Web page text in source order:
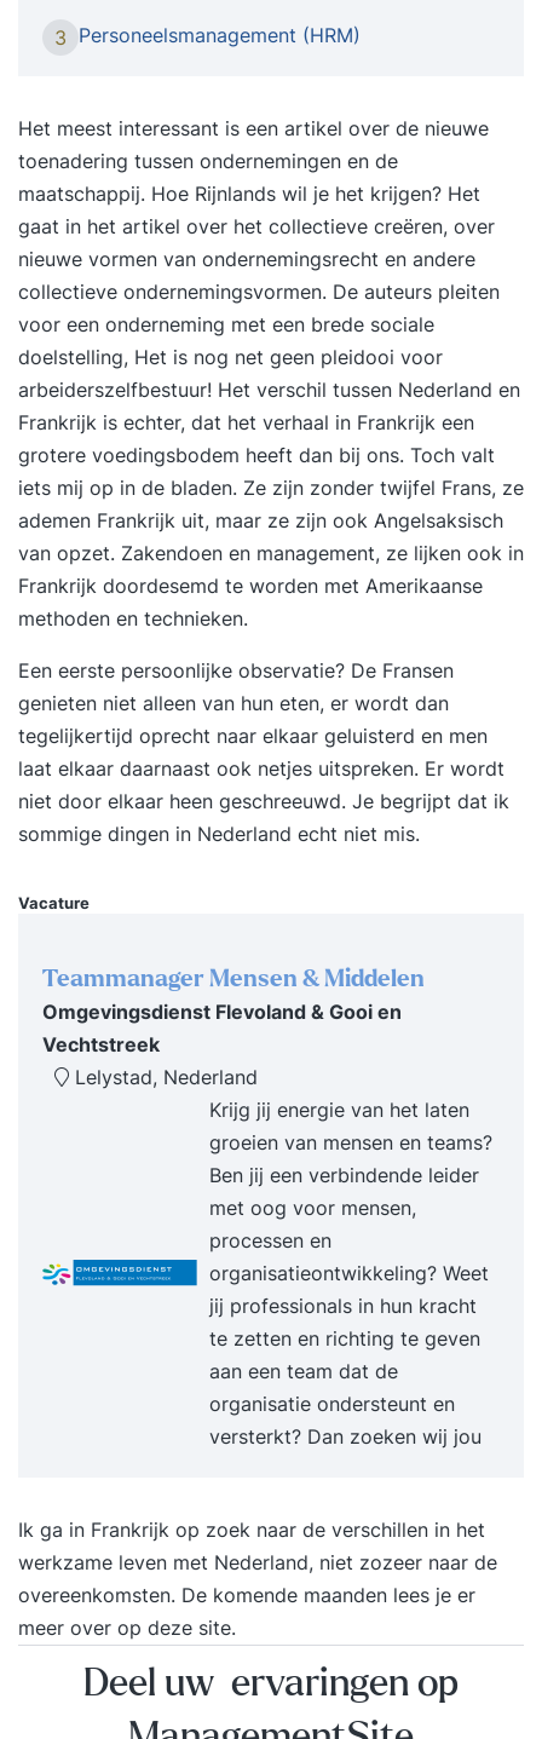
administratieve processen houdt deze afdeling
begeleiden van medewerkers. Wil je de daarvoor
benodigde basiskennis opdoen en de praktische
en uitvoerende werkzaamheden die hierbij komen
kijken je eigen maken? In deze praktijkgerichte
opleiding leer je over de belangrijkste facetten
van personeelszaken. Door de vele oefeningen,
de ruimte voor discussie en de terugkoppeling
naar jouw eigen werkomgeving kom je steviger in
je schoenen te staan en ontwikkel je je verder in
je carrière. Unieke resultaten • Maak een
carrièreswitch zonder HR vooropleiding •
Versterk je cv met een gedegen basisopleiding •
Begeleiding door een deskundige met brede P&O
ervaring De Basisopleiding Personeelszaken is
geschikt voor diegenen die kennis willen maken
met alle facetten op het gebied van personeel en
vakgebied, voert deeltaken uit of je wil in de
toekomst een personeelsfunctie vervullen. - Je
brengt je kennis van en inzicht in
personeelszaken naar een hoger niveau - Je leert
alle essentiële onderdelen van personeel en
organisatie - Je begrijpt de positie en functie van
de verschillende personeelsinstrumenten kennen
tot de overige organisatiedisciplines zoals
marketing, verkoop, logistiek en productie -
Personeel en organisatie - De rol en positie van
personeelszaken - Uw taken en
verantwoordelijkheden als
personeelsmedewerker - Basiselementen binnen
het P&O-vak - Kennis en inzicht in
personeelsinstrumenten - Werving en selectie van
nieuwe medewerkers (ook met social media) -
Arbeidsovereenkomst - Ontwikkeling van
personeel - Ondernemings- en
medezeggenschapsraad - Administratieve en
juridische processen - Werkomstandigheden en
behoud van personeel - Gesprekscyclus met
medewerkers - Arbeidsrecht met betrekking tot
voorbeelden In deze praktische Basisopleiding
Personeelszaken worden de belangrijkste
onderwerpen op het gebied van personeel en
organisatie behandeld. Hierbij wordt een
duidelijke vertaalslag naar de eigen
praktijksituatie gemaakt aan de hand van
aansprekende voorbeelden. Een veelheid aan
3 Personeelsmanagement (HRM)
Het meest interessant is een artikel over de nieuwe
toenadering tussen ondernemingen en de
maatschappij. Hoe Rijnlands wil je het krijgen? Het
gaat in het artikel over het collectieve creëren, over
nieuwe vormen van ondernemingsrecht en andere
collectieve ondernemingsvormen. De auteurs pleiten
voor een onderneming met een brede sociale
doelstelling, Het is nog net geen pleidooi voor
arbeiderszelfbestuur! Het verschil tussen Nederland en
Frankrijk is echter, dat het verhaal in Frankrijk een
grotere voedingsbodem heeft dan bij ons. Toch valt
iets mij op in de bladen. Ze zijn zonder twijfel Frans, ze
ademen Frankrijk uit, maar ze zijn ook Angelsaksisch
van opzet. Zakendoen en management, ze lijken ook in
Frankrijk doordesemd te worden met Amerikaanse
methoden en technieken.
Een eerste persoonlijke observatie? De Fransen
genieten niet alleen van hun eten, er wordt dan
tegelijkertijd oprecht naar elkaar geluisterd en men
laat elkaar daarnaast ook netjes uitspreken. Er wordt
niet door elkaar heen geschreeuwd. Je begrijpt dat ik
sommige dingen in Nederland echt niet mis.
Vacature
Teammanager Mensen & Middelen
Omgevingsdienst Flevoland & Gooi en
Vechtstreek
Lelystad, Nederland
Krijg jij energie van het laten
groeien van mensen en teams?
Ben jij een verbindende leider
met oog voor mensen,
processen en
organisatieontwikkeling? Weet
jij professionals in hun kracht
te zetten en richting te geven
aan een team dat de
organisatie ondersteunt en
versterkt? Dan zoeken wij jou
Ik ga in Frankrijk op zoek naar de verschillen in het
werkzame leven met Nederland, niet zozeer naar de
overeenkomsten. De komende maanden lees je er
meer over op deze site.
Deel uw ervaringen op